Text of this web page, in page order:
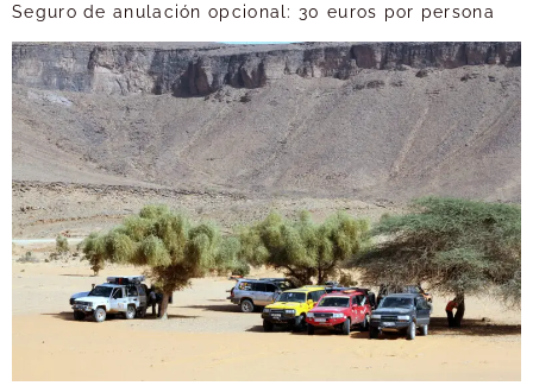
Seguro de anulación opcional: 30 euros por persona